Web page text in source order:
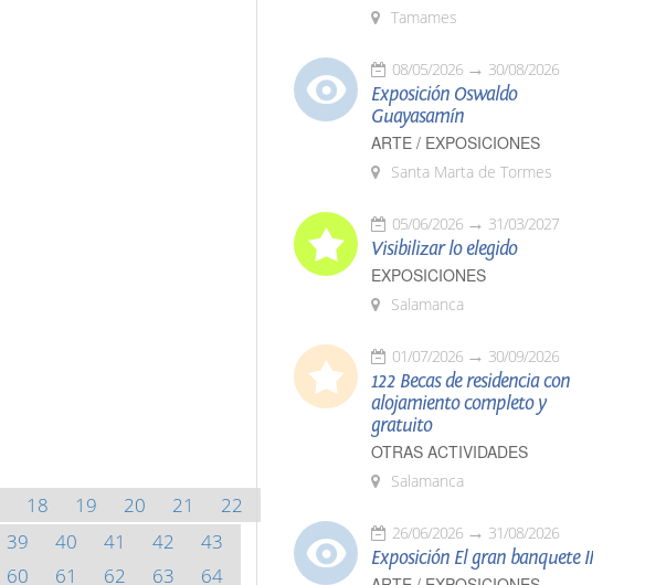
18 19 20 21
22
39 40 41 42
43
60 61 62 63
64
Tamames
08/05/2026 30/08/2026
Exposición Oswaldo
Guayasamín
ARTE / EXPOSICIONES
Santa Marta de Tormes
05/06/2026 31/03/2027
Visibilizar lo elegido
EXPOSICIONES
Salamanca
01/07/2026 30/09/2026
122 Becas de residencia con
alojamiento completo y
gratuito
OTRAS ACTIVIDADES
Salamanca
26/06/2026 31/08/2026
Exposición El gran banquete II